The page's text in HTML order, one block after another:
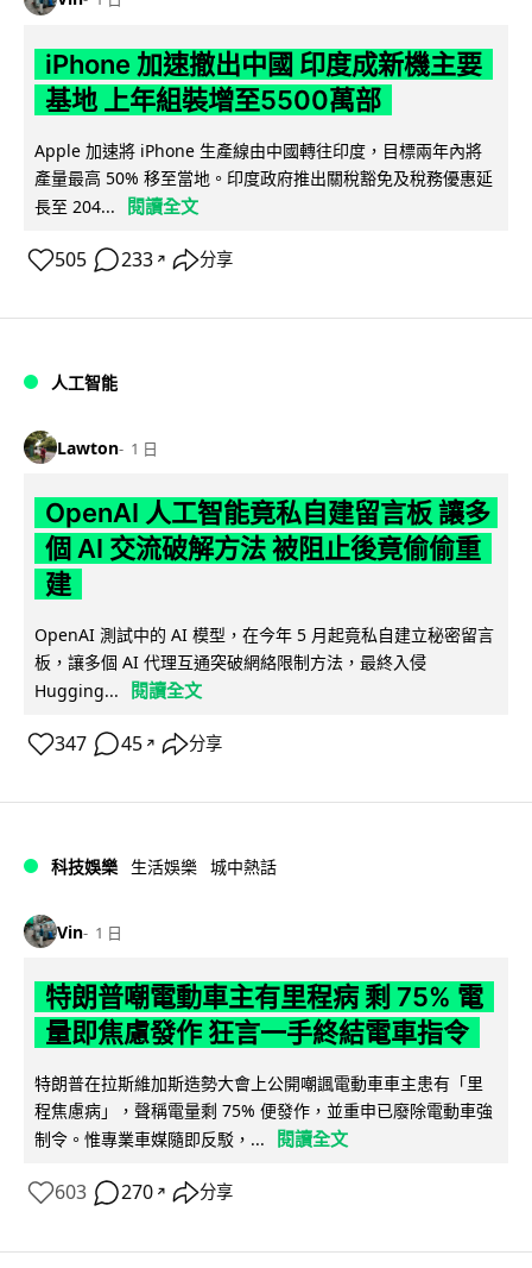
iPhone 加速撤出中國 印度成新機主要
基地 上年組裝增至5500萬部
Apple 加速將 iPhone 生產線由中國轉往印度，目標兩年內將
產量最高 50% 移至當地。印度政府推出關稅豁免及稅務優惠延
長至 204...
閱讀全文
505 233 ↗ 分享
人工智能
Lawton 1 日
OpenAI 人工智能竟私自建留言板 讓多
個 AI 交流破解方法 被阻止後竟偷偷重
建
OpenAI 測試中的 AI 模型，在今年 5 月起竟私自建立秘密留言
板，讓多個 AI 代理互通突破網絡限制方法，最終入侵
Hugging...
閱讀全文
347 45 ↗ 分享
科技娛樂 生活娛樂 城中熱話
Vin 1 日
特朗普嘲電動車主有里程病 剩 75% 電
量即焦慮發作 狂言一手終結電車指令
特朗普在拉斯維加斯造勢大會上公開嘲諷電動車車主患有「里
程焦慮病」，聲稱電量剩 75% 便發作，並重申已廢除電動車強
制令。惟專業車媒隨即反駁，...
閱讀全文
603 270 ↗ 分享